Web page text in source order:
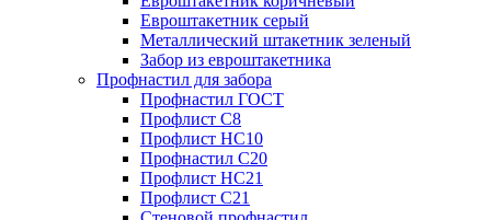
Евроштакетник серый
Металлический штакетник зеленый
Забор из евроштакетника
Профнастил для забора
Профнастил ГОСТ
Профлист С8
Профлист НС10
Профнастил С20
Профлист НС21
Профлист С21